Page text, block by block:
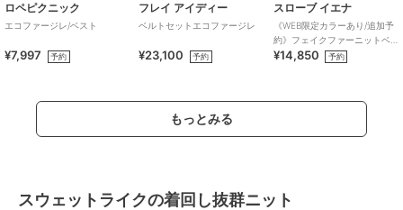
ロペピクニック
エコファージレ/ベスト
¥7,997 予約
フレイ アイディー
ベルトセットエコファージレ
¥23,100 予約
スローブ イエナ
《WEB限定カラーあり/追加予
約》フェイクファーニットベ
スト
¥14,850 予約
もっとみる
スウェットライクの着回し抜群ニット